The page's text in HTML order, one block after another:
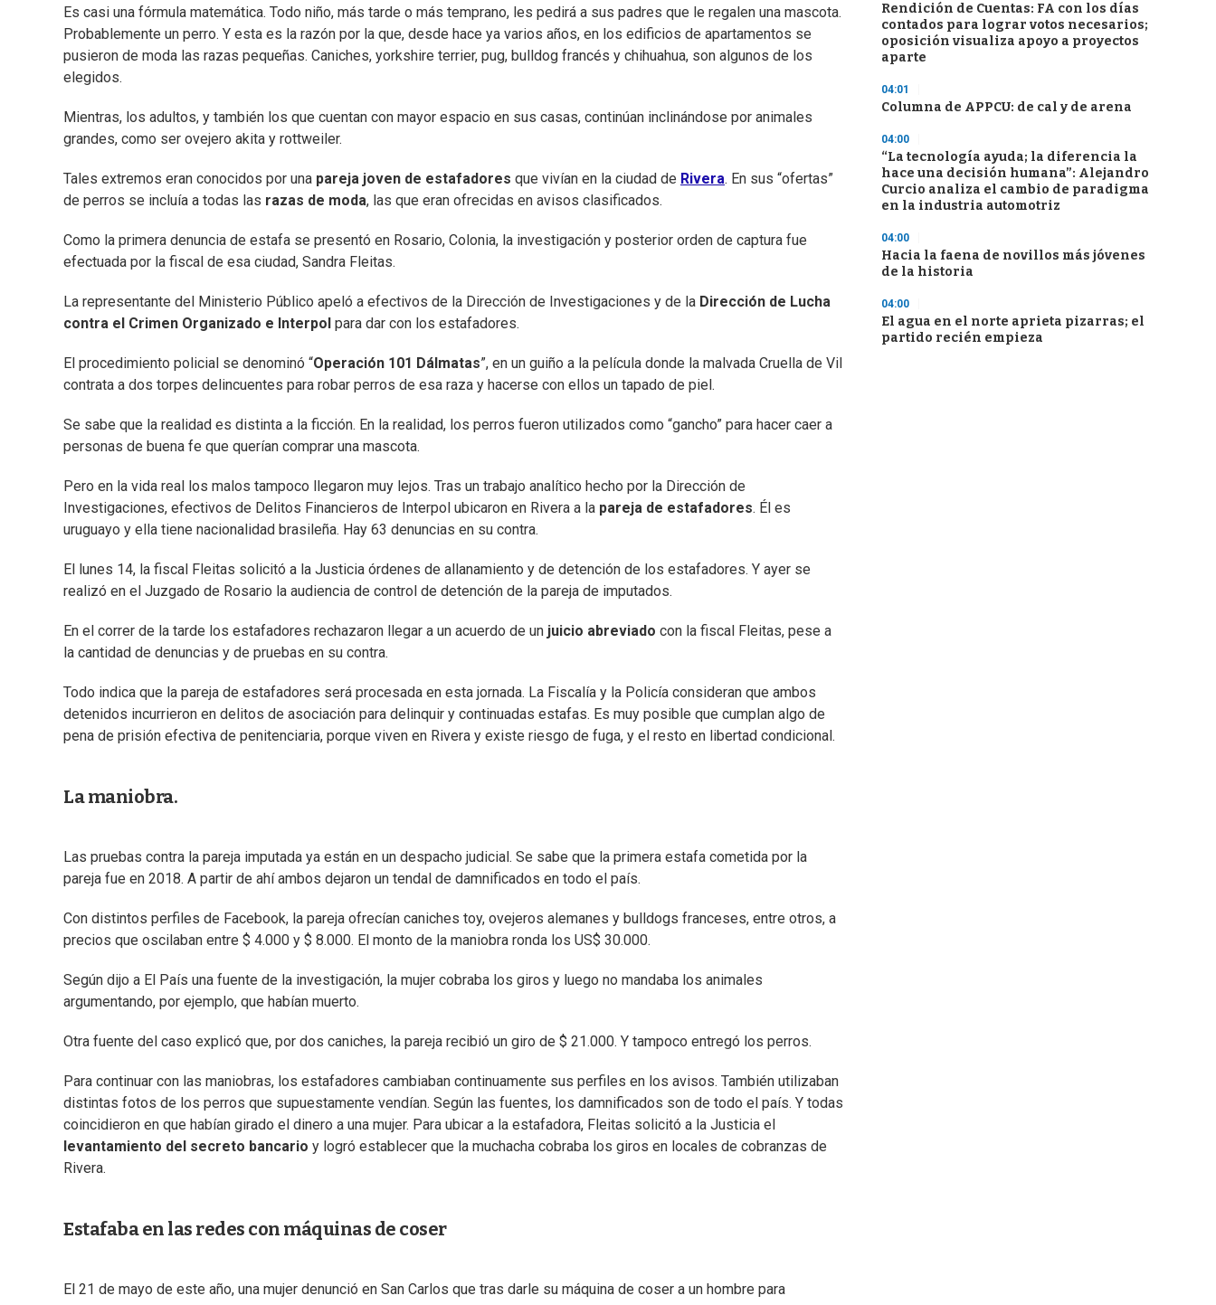
Es casi una fórmula matemática. Todo niño, más tarde o más temprano, les pedirá a sus padres que le regalen una mascota.
Probablemente un perro. Y esta es la razón por la que, desde hace ya varios años, en los edificios de apartamentos se
pusieron de moda las razas pequeñas. Caniches, yorkshire terrier, pug, bulldog francés y chihuahua, son algunos de los
elegidos.
Mientras, los adultos, y también los que cuentan con mayor espacio en sus casas, continúan inclinándose por animales
grandes, como ser ovejero akita y rottweiler.
Tales extremos eran conocidos por una pareja joven de estafadores que vivían en la ciudad de Rivera. En sus “ofertas”
de perros se incluía a todas las razas de moda, las que eran ofrecidas en avisos clasificados.
Como la primera denuncia de estafa se presentó en Rosario, Colonia, la investigación y posterior orden de captura fue
efectuada por la fiscal de esa ciudad, Sandra Fleitas.
La representante del Ministerio Público apeló a efectivos de la Dirección de Investigaciones y de la Dirección de Lucha
contra el Crimen Organizado e Interpol para dar con los estafadores.
El procedimiento policial se denominó “Operación 101 Dálmatas”, en un guiño a la película donde la malvada Cruella de Vil
contrata a dos torpes delincuentes para robar perros de esa raza y hacerse con ellos un tapado de piel.
Se sabe que la realidad es distinta a la ficción. En la realidad, los perros fueron utilizados como “gancho” para hacer caer a
personas de buena fe que querían comprar una mascota.
Pero en la vida real los malos tampoco llegaron muy lejos. Tras un trabajo analítico hecho por la Dirección de
Investigaciones, efectivos de Delitos Financieros de Interpol ubicaron en Rivera a la pareja de estafadores. Él es
uruguayo y ella tiene nacionalidad brasileña. Hay 63 denuncias en su contra.
El lunes 14, la fiscal Fleitas solicitó a la Justicia órdenes de allanamiento y de detención de los estafadores. Y ayer se
realizó en el Juzgado de Rosario la audiencia de control de detención de la pareja de imputados.
En el correr de la tarde los estafadores rechazaron llegar a un acuerdo de un juicio abreviado con la fiscal Fleitas, pese a
la cantidad de denuncias y de pruebas en su contra.
Todo indica que la pareja de estafadores será procesada en esta jornada. La Fiscalía y la Policía consideran que ambos
detenidos incurrieron en delitos de asociación para delinquir y continuadas estafas. Es muy posible que cumplan algo de
pena de prisión efectiva de penitenciaria, porque viven en Rivera y existe riesgo de fuga, y el resto en libertad condicional.
La maniobra.
Las pruebas contra la pareja imputada ya están en un despacho judicial. Se sabe que la primera estafa cometida por la
pareja fue en 2018. A partir de ahí ambos dejaron un tendal de damnificados en todo el país.
Con distintos perfiles de Facebook, la pareja ofrecían caniches toy, ovejeros alemanes y bulldogs franceses, entre otros, a
precios que oscilaban entre $ 4.000 y $ 8.000. El monto de la maniobra ronda los US$ 30.000.
Según dijo a El País una fuente de la investigación, la mujer cobraba los giros y luego no mandaba los animales
argumentando, por ejemplo, que habían muerto.
Otra fuente del caso explicó que, por dos caniches, la pareja recibió un giro de $ 21.000. Y tampoco entregó los perros.
Para continuar con las maniobras, los estafadores cambiaban continuamente sus perfiles en los avisos. También utilizaban
distintas fotos de los perros que supuestamente vendían. Según las fuentes, los damnificados son de todo el país. Y todas
coincidieron en que habían girado el dinero a una mujer. Para ubicar a la estafadora, Fleitas solicitó a la Justicia el
levantamiento del secreto bancario y logró establecer que la muchacha cobraba los giros en locales de cobranzas de
Rivera.
Estafaba en las redes con máquinas de coser
El 21 de mayo de este año, una mujer denunció en San Carlos que tras darle su máquina de coser a un hombre para
Rendición de Cuentas: FA con los días
contados para lograr votos necesarios;
oposición visualiza apoyo a proyectos
aparte
04:01
Columna de APPCU: de cal y de arena
04:00
“La tecnología ayuda; la diferencia la
hace una decisión humana”: Alejandro
Curcio analiza el cambio de paradigma
en la industria automotriz
04:00
Hacia la faena de novillos más jóvenes
de la historia
04:00
El agua en el norte aprieta pizarras; el
partido recién empieza